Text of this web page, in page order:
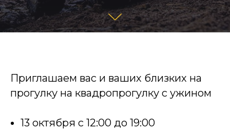
Приглашаем вас и ваших близких на
прогулку на квадропрогулку с ужином
13 октября с 12:00 до 19:00